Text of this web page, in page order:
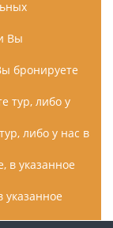
бронируете
либо у нас в
указанное